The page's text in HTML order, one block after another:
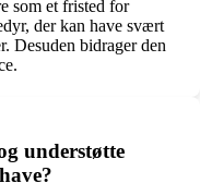
som et fristed for
der kan have svært
Desuden bidrager den
understøtte